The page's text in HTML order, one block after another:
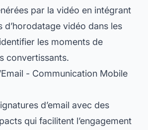
par la vidéo en intégrant
d’horodatage vidéo dans les
les moments de
convertissants.
- Communication Mobile
d’email avec des
qui facilitent l’engagement